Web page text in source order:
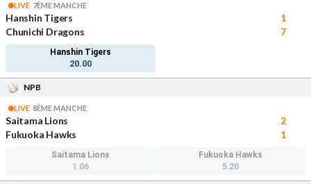
LIVE 7ÈME MANCHE
Hanshin Tigers
1
Chunichi Dragons
7
Hanshin Tigers
20.00
NPB
LIVE 8ÈME MANCHE
Saitama Lions
2
Fukuoka Hawks
1
Saitama Lions
1.06
Fukuoka Hawks
5.20